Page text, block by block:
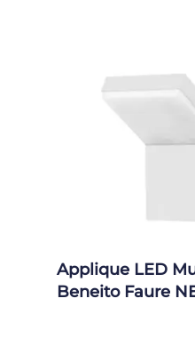
Applique LED
Beneito Faure